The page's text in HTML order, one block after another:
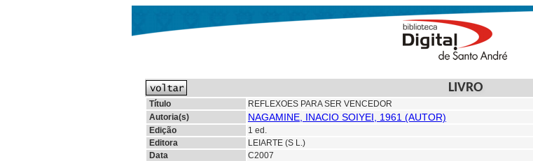
LIVRO
Título
REFLEXOES PARA SER VENCEDOR
Autoria(s)
NAGAMINE, INACIO SOIYEI, 1961 (AUTOR)
Edição
1 ed.
Editora
LEIARTE (S L.)
Data
C2007